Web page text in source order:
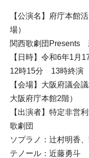
【公演名】府庁本館
場）
関西歌劇団Presents
【日時】令和6年1
12時15分 13時終演
【会場】大阪府議会
大阪府庁本館2階）
【出演者】特定非営
歌劇団
ソプラノ：辻村明香
テノール：近藤勇斗